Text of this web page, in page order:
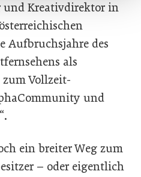
und Kreativdirektor in
Aufbruchsjahre des
als
Vollzeit-
und
ein breiter Weg zum
– oder eigentlich